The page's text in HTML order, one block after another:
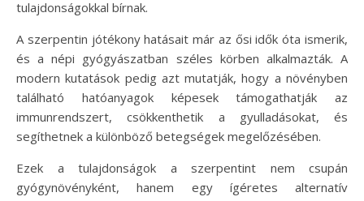
tulajdonságokkal bírnak.
A szerpentin jótékony hatásait már az ősi idők óta ismerik,
és a népi gyógyászatban széles körben alkalmazták. A
modern kutatások pedig azt mutatják, hogy a növényben
található hatóanyagok képesek támogathatják az
immunrendszert, csökkenthetik a gyulladásokat, és
segíthetnek a különböző betegségek megelőzésében.
Ezek a tulajdonságok a szerpentint nem csupán
gyógynövényként, hanem egy ígéretes alternatív